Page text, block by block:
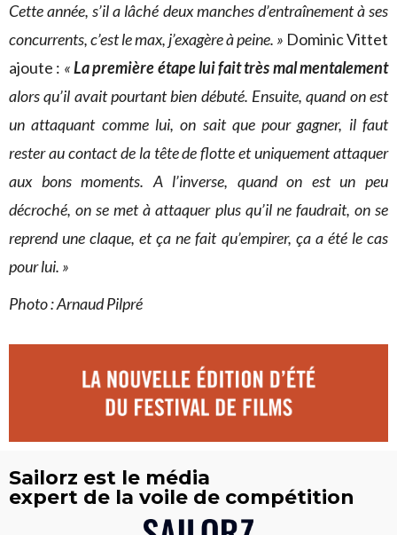
Cette année, s’il a lâché deux manches d’entraînement à ses
concurrents, c’est le max, j’exagère à peine. » Dominic Vittet
ajoute : «La première étape lui fait très mal mentalement
alors qu’il avait pourtant bien débuté. Ensuite, quand on est
un attaquant comme lui, on sait que pour gagner, il faut
rester au contact de la tête de flotte et uniquement attaquer
aux bons moments. A l’inverse, quand on est un peu
décroché, on se met à attaquer plus qu’il ne faudrait, on se
reprend une claque, et ça ne fait qu’empirer, ça a été le cas
pour lui. »
Photo : Arnaud Pilpré
Sailorz est le média
expert de la voile de compétition